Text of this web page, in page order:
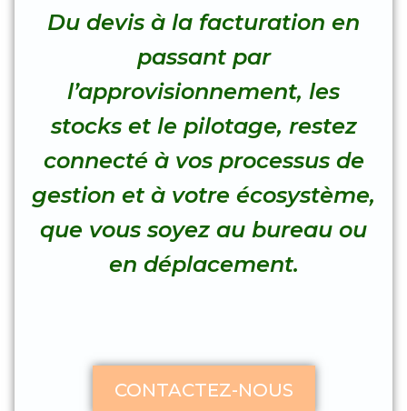
Du devis à la facturation en
passant par
l’approvisionnement, les
stocks et le pilotage, restez
connecté à vos processus de
gestion et à votre écosystème,
que vous soyez au bureau ou
en déplacement.
CONTACTEZ-NOUS